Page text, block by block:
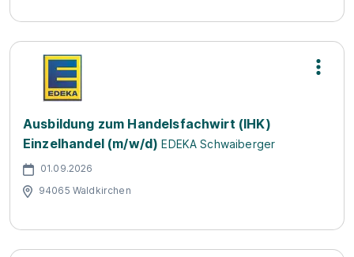
Ausbildung zum Handelsfachwirt (IHK)
Einzelhandel (m/w/d) EDEKA Schwaiberger
01.09.2026
94065 Waldkirchen